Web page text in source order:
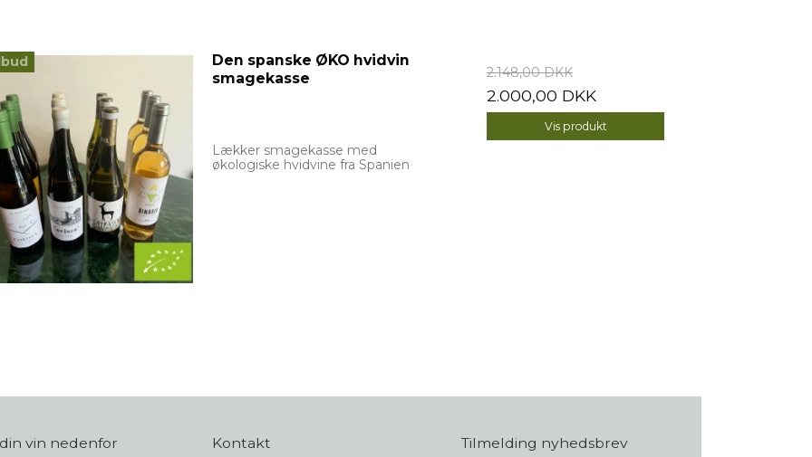
Den spanske ØKO hvidvin
smagekasse
Lækker smagekasse med
økologiske hvidvine fra Spanien
2.148,00 DKK
2.000,00 DKK
Vis produkt
vin nedenfor Kontakt Tilmelding nyhedsbrev